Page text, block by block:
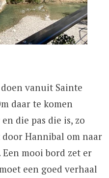
vanuit Sainte
daar te komen
die pas die is, zo
Hannibal om naar
mooi bord zet er
een goed verhaal